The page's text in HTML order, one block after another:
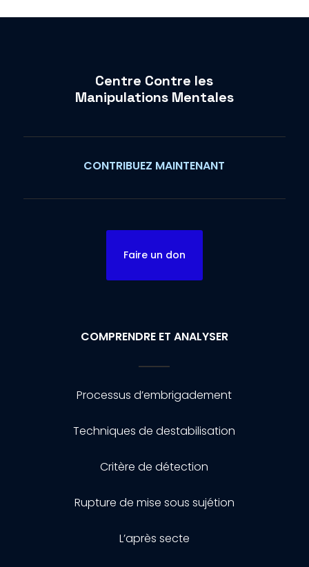
Centre Contre les
Manipulations Mentales
CONTRIBUEZ MAINTENANT
Faire un don
COMPRENDRE ET ANALYSER
Processus d’embrigadement
Techniques de destabilisation
Critère de détection
Rupture de mise sous sujétion
L’après secte